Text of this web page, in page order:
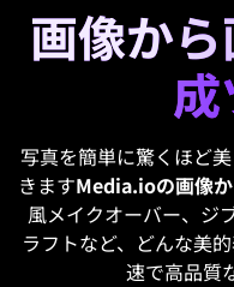
画像か
写真を簡単に驚くほど
きますMedia.ioの画像
風メイクオーバー、ジ
ラフトなど、どんな美
速で高品質